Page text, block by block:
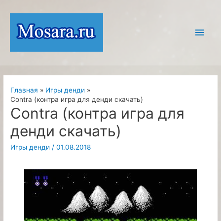
содержимому
Главная
Игры денди
Contra (контра игра для денди скачать)
Contra (контра игра для
денди скачать)
Игры денди /01.08.2018